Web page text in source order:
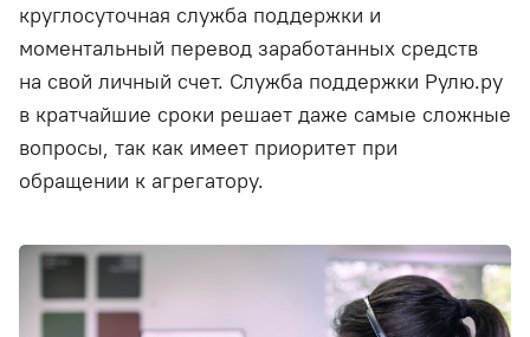
круглосуточная служба поддержки и
моментальный перевод заработанных средств
на свой личный счет. Служба поддержки Рулю.ру
в кратчайшие сроки решает даже самые сложные
вопросы, так как имеет приоритет при
обращении к агрегатору.